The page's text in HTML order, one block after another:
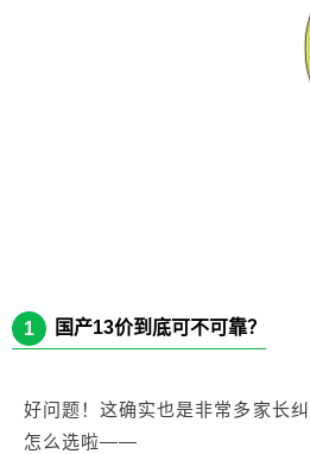
1 国产13价到底可不可靠？
好问题！这确实也是非常多家长
怎么选啦——